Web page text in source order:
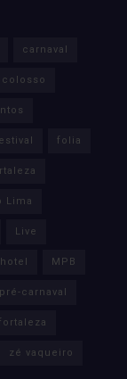
carnaval
colosso
folia
Lima
Live
MPB
pré-carnaval
zé vaqueiro